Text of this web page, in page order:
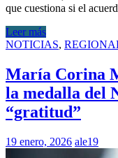
que cuestiona si el
Leer más
NOTICIAS,
María Corina
la medalla del
“gratitud”
19 enero, 2026 ale19